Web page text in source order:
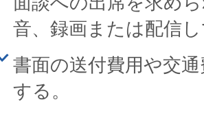
音、録画または配信
書面の送付費用や交
する。